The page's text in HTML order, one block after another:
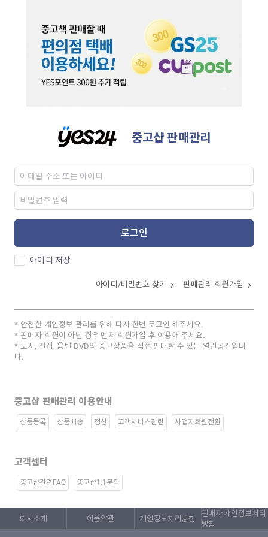
중고샵 판매관리
로그인
아이디 저장
아이디/비밀번호 찾기 판매관리 회원가입
안전한 개인정보 관리를 위해 다시 한번 로그인 해주세요.
판매자 회원이 아닌 경우 먼저 회원가입 후 이용해 주세요.
도서, 전집, 음반 DVD의 중고상품을 직접 판매할 수 있는 열린공간입니
다.
중고샵 판매관리 이용안내
상품등록 상품배송 정산 고객서비스관련 사업자회원전환
고객센터
중고샵관련FAQ 중고샵1:1문의
회사소개 이용약관 개인정보처리방침
판매자 개인정보처리
방침